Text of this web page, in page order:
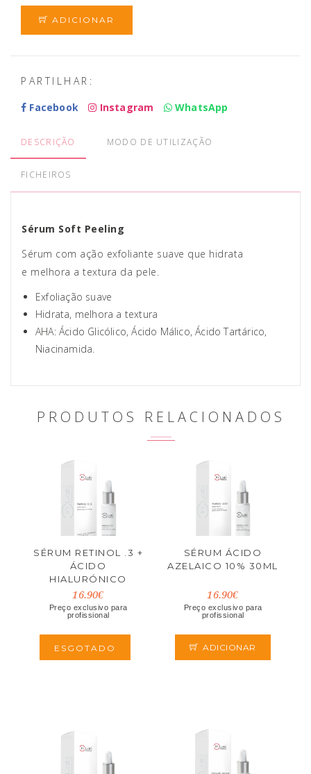
ADICIONAR
PARTILHAR:
Facebook
Instagram WhatsApp
DESCRIÇÃO MODO DE UTILIZAÇÃO
FICHEIROS
Sérum Soft Peeling
Sérum com ação exfoliante suave que hidrata
e melhora a textura da pele.
Exfoliação suave
Hidrata, melhora a textura
AHA: Ácido Glicólico, Ácido Málico, Ácido Tartárico,
Niacinamida.
PRODUTOS RELACIONADOS
SÉRUM RETINOL .3 +
ÁCIDO
HIALURÓNICO
16.90€
Preço exclusivo para
profissional
ESGOTADO
SÉRUM ÁCIDO
AZELAICO 10% 30ML
16.90€
Preço exclusivo para
profissional
ADICIONAR